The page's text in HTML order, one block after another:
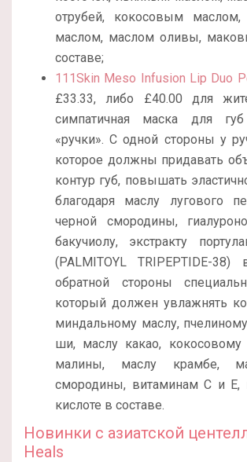
отрубей, кокосовым
маслом, маслом оливы,
составе;
111Skin Meso Infusion Lip Duo
£33.33, либо £40.00 для
симпатичная маска для
«ручки». С одной стороны у
которое должны придавать
контур губ, повышать
благодаря маслу лугового
черной смородины,
бакучиолу, экстракту
(PALMITOYL TRIPEPTIDE-
обратной стороны
который должен увлажнять
миндальному маслу,
ши, маслу какао, кокосовому
малины, маслу крамбе,
смородины, витаминам С и Е,
кислоте в составе.
Новинки с азиатской
Heals